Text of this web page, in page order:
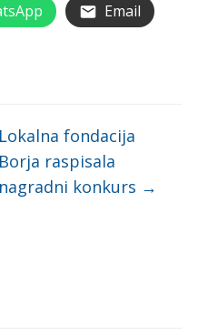
Email
Lokalna fondacija
Borja raspisala
nagradni konkurs →